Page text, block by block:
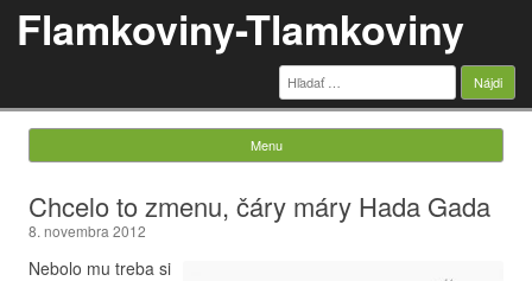
Flamkoviny-Tlamkoviny
Hľadať:
Menu
Chcelo to zmenu, čáry máry Hada Gada
8. novembra 2012
Nebolo mu treba si